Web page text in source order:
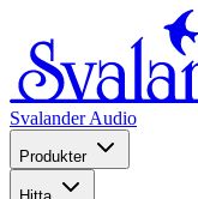
Svalander Audio
Produkter